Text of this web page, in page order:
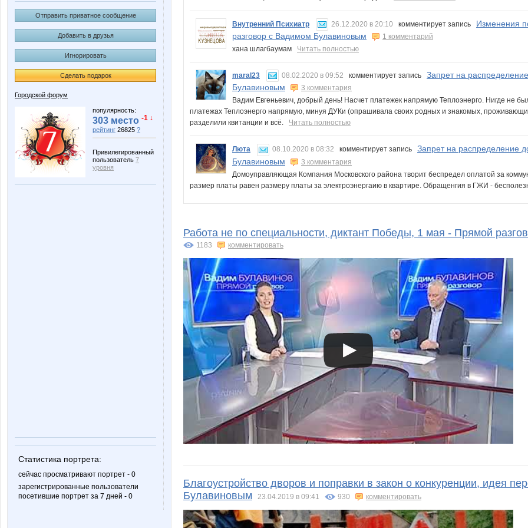
Отправить приватное сообщение
Добавить в друзья
Игнорировать
Сделать подарок
Городской форум
популярность:
303 место -1 ↓
рейтинг 26825 ?
Привилегированный
пользователь 7
уровня
Статистика портрета:
сейчас просматривают портрет - 0
зарегистрированные пользователи
посетившие портрет за 7 дней - 0
Внутренний Психиатр 26.12.2020 в 20:10 комментирует запись Изменения
разговор с Вадимом Булавиновым
1 комментарий
хана шлагбаумам Читать полностью
maral23 08.02.2020 в 09:52 комментирует запись Запрет на
Булавиновым
3 комментария
Вадим Евгеньевич, добрый день! Насчет платежек напрямую Теплоэнерго. Нигде не
платежах Теплоэнерго напрямую, минуя ДУКи (опрашивала своих родных и знакомых,
разделили квитанции и всё. Читать полностью
Люта 08.10.2020 в 08:32 комментирует запись Запрет на распределение
Булавиновым
3 комментария
Домоуправляющая Компания Московского района творит беспредел оплатой за
размер платы равен размеру платы за электроэнергаию в квартире. Обращенгия в ГЖИ -
Работа не по специальности, диктант Победы, 1 мая - Прямой
1183 комментировать
Благоустройство дворов и поправки в закон о конкуренции, идея
Булавиновым
23.04.2019 в 09:41 930 комментировать